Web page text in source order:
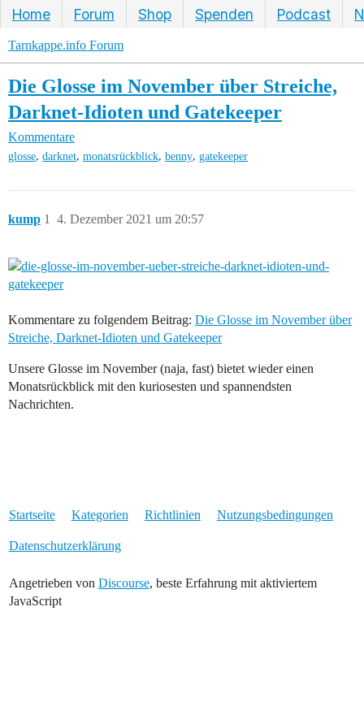
Home Forum Shop Spenden Podcast
Tarnkappe.info Forum
Die Glosse im November über Streiche,
Darknet-Idioten und Gatekeeper
Kommentare
glosse darknet monatsrückblick benny gatekeeper
kump 4. Dezember 2021 um 20:57
1
Kommentare zu folgendem Beitrag: Die Glosse im November über
Streiche, Darknet-Idioten und Gatekeeper
Unsere Glosse im November (naja, fast) bietet wieder einen
Monatsrückblick mit den kuriosesten und spannendsten
Nachrichten.
Startseite Kategorien Richtlinien Nutzungsbedingungen
Datenschutzerklärung
Angetrieben von Discourse, beste Erfahrung mit aktiviertem
JavaScript